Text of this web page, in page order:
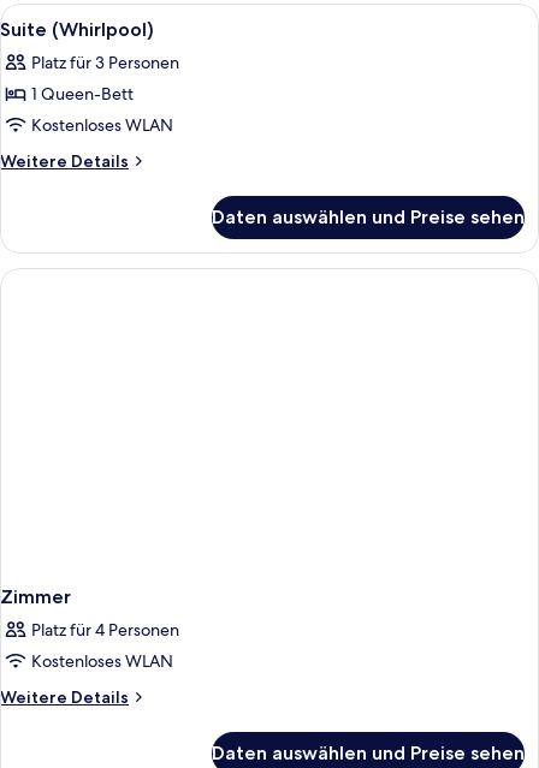
Alle
Fotos
für
Suite
(Whirlpool)
anzeigen
Suite (Whirlpool) | Minibar,
7
Suite (Whirlpool)
Platz für 3 Personen
1 Queen-Bett
Kostenloses WLAN
Weitere Details
Weitere
(Whirlpool)
Daten auswählen und Preise sehen
Zimmer
Platz für 4 Personen
Kostenloses WLAN
Weitere Details
Weitere
Daten auswählen und Preise sehen